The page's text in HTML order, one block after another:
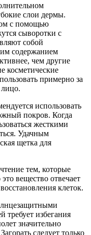
слои дермы.
с помощью
сыворотки с
собой
содержанием
чем другие
косметические
примерно за
лицо.
использовать
покров. Когда
жесткими
Удачным
щетка для
тем, которые
вещество отвечает
клеток.
требует избегания
значительно
следует только